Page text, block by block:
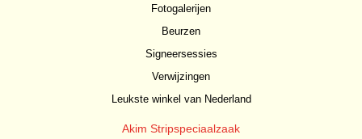
Fotogalerijen
Beurzen
Signeersessies
Verwijzingen
Leukste winkel van Nederland
Akim Stripspeciaalzaak